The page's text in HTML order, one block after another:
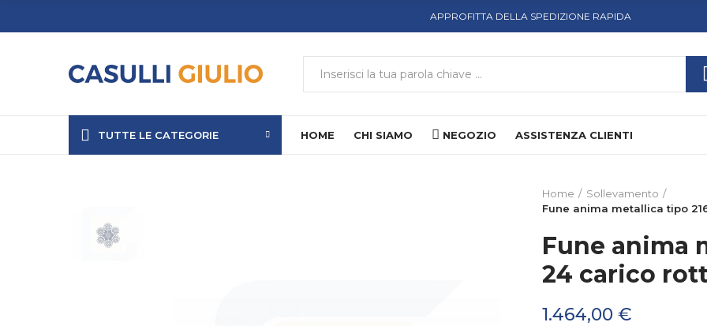
APPROFITTA DELLA SPEDIZIONE RAPIDA
TUTTE LE CATEGORIE HOME CHI SIAMO NEGOZIO ASSISTENZA CLIENTI
Home
Sollevamento
Fune anima metallica tipo
Fune anima
24 carico
1.464,00 €